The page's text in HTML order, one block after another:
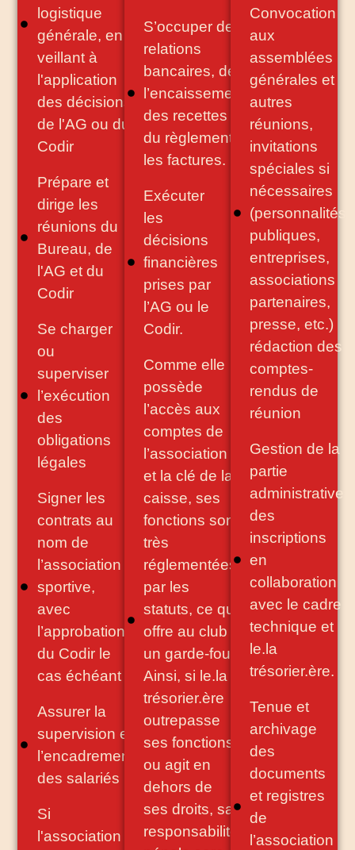
logistique
générale, en
veillant à
l'application
des décisions
de l'AG ou du
Codir
Prépare et
dirige les
réunions du
Bureau, de
l'AG et du
Codir
Se charger
ou
superviser
l’exécution
des
obligations
légales
Signer les
contrats au
nom de
l’association
sportive,
avec
l’approbation
du Codir le
cas échéant
Assurer la
supervision et
l’encadrement
des salariés
Si
l'association
S’occuper des
relations
bancaires, de
l’encaissement
des recettes et
du règlement
les factures.
Exécuter
les
décisions
financières
prises par
l’AG ou le
Codir.
Comme elle
possède
l’accès aux
comptes de
l’association
et la clé de la
caisse, ses
fonctions sont
très
réglementées
par les
statuts, ce qui
offre au club
un garde-fou.
Ainsi, si le.la
trésorier.ère
outrepasse
ses fonctions
ou agit en
dehors de
ses droits, sa
responsabilité
Convocation
aux
assemblées
générales et
autres
réunions,
invitations
spéciales si
nécessaires
(personnalités
publiques,
entreprises,
associations
partenaires,
presse, etc.)
rédaction des
comptes-
rendus de
réunion
Gestion de la
partie
administrative
des
inscriptions
en
collaboration
avec le cadre
technique et
le.la
trésorier.ère.
Tenue et
archivage
des
documents
et registres
de
l’association